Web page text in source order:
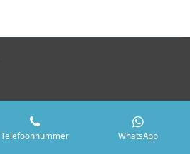
Telefoonnummer WhatsApp